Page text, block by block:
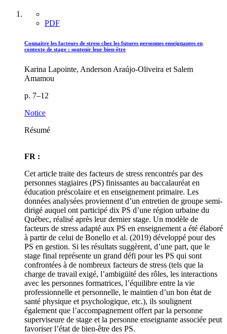
PDF
Connaitre les facteurs de stress chez les futures personnes enseignantes en
contexte de stage : soutenir leur bien-être
Karina Lapointe, Anderson Araújo-Oliveira et Salem
Amamou
p. 7–12
Notice
Résumé
FR :
Cet article traite des facteurs de stress rencontrés par des
personnes stagiaires (PS) finissantes au baccalauréat en
éducation préscolaire et en enseignement primaire. Les
données analysées proviennent d’un entretien de groupe semi-
dirigé auquel ont participé dix PS d’une région urbaine du
Québec, réalisé après leur dernier stage. Un modèle de
facteurs de stress adapté aux PS en enseignement a été élaboré
à partir de celui de Bonello et al. (2019) développé pour des
PS en gestion. Si les résultats suggèrent, d’une part, que le
stage final représente un grand défi pour les PS qui sont
confrontées à de nombreux facteurs de stress (tels que la
charge de travail exigé, l’ambigüité des rôles, les interactions
avec les personnes formatrices, l’équilibre entre la vie
professionnelle et personnelle, le maintien d’un bon état de
santé physique et psychologique, etc.), ils soulignent
également que l’accompagnement offert par la personne
superviseure de stage et la personne enseignante associée peut
favoriser l’état de bien-être des PS.